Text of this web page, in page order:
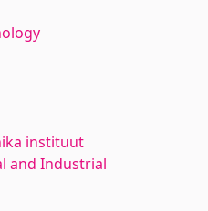
instituut
and Industrial